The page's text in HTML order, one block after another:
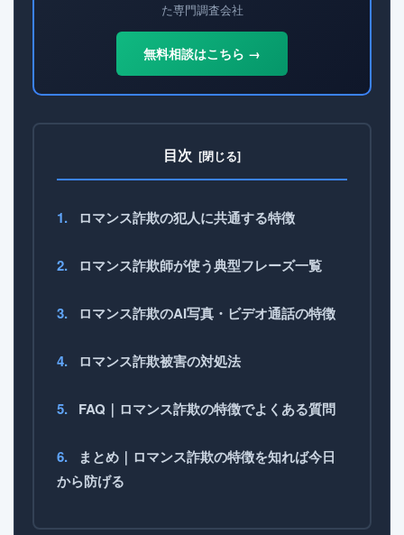
た専門調査会社
無料相談はこちら →
目次
ロマンス詐欺の犯人に共通する特徴
ロマンス詐欺師が使う典型フレーズ一覧
ロマンス詐欺のAI写真・ビデオ通話の特徴
ロマンス詐欺被害の対処法
FAQ｜ロマンス詐欺の特徴でよくある質問
まとめ｜ロマンス詐欺の特徴を知れば今日
から防げる